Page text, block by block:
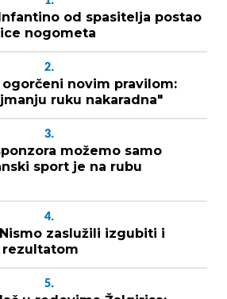
od spasitelja postao
nogometa
2.
novim pravilom:
ruku nakaradna"
3.
možemo samo
sport je na rubu
4.
zaslužili izgubiti i
rezultatom
5.